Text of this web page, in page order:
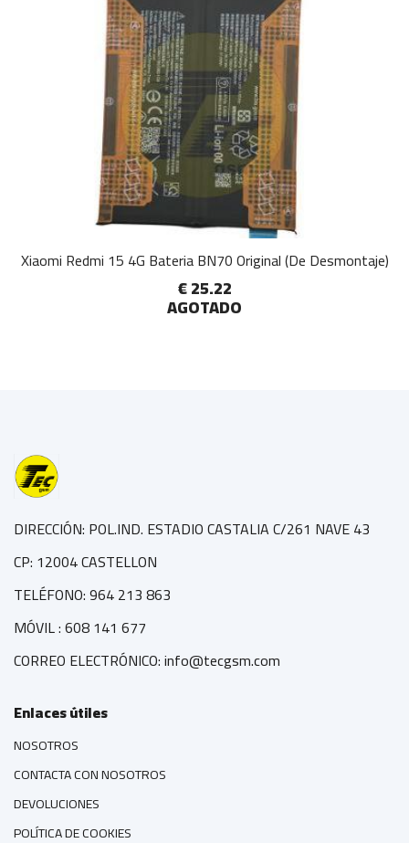
Xiaomi Redmi 15 4G Bateria BN70 Original (De Desmontaje)
€ 25.22
AGOTADO
DIRECCIÓN: POL.IND. ESTADIO CASTALIA C/261 NAVE 43
CP: 12004 CASTELLON
TELÉFONO: 964 213 863
MÓVIL : 608 141 677
CORREO ELECTRÓNICO: info@tecgsm.com
Enlaces útiles
NOSOTROS
CONTACTA CON NOSOTROS
DEVOLUCIONES
POLÍTICA DE COOKIES